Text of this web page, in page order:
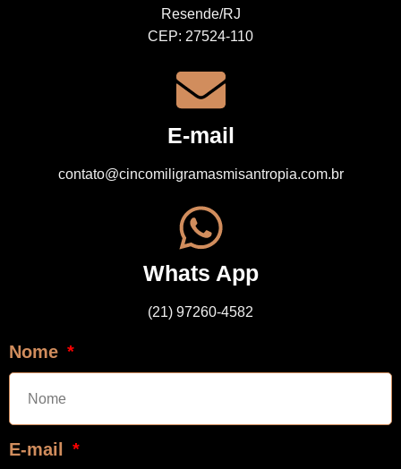
Resende/RJ
CEP: 27524-110
E-mail
contato@cincomiligramasmisantropia.com.br
Whats App
(21) 97260-4582
Nome
E-mail